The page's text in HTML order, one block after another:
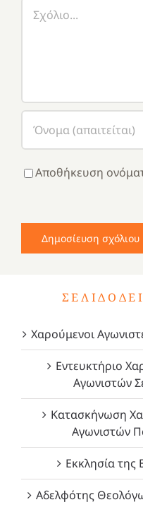
Αποθήκευση
Χαρούμενοι
Εντευκτήριο
Αγωνιστών
Κατασκήνωση
Αγωνιστών
Εκκλησία της
Αδελφότης